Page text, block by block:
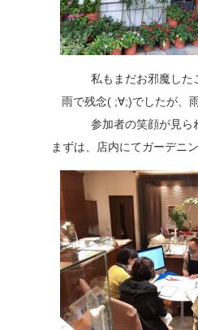
私もまだお邪魔した
雨で残念( ;∀;)でしたが、
参加者の笑顔が見ら
まずは、店内にてガーデニ